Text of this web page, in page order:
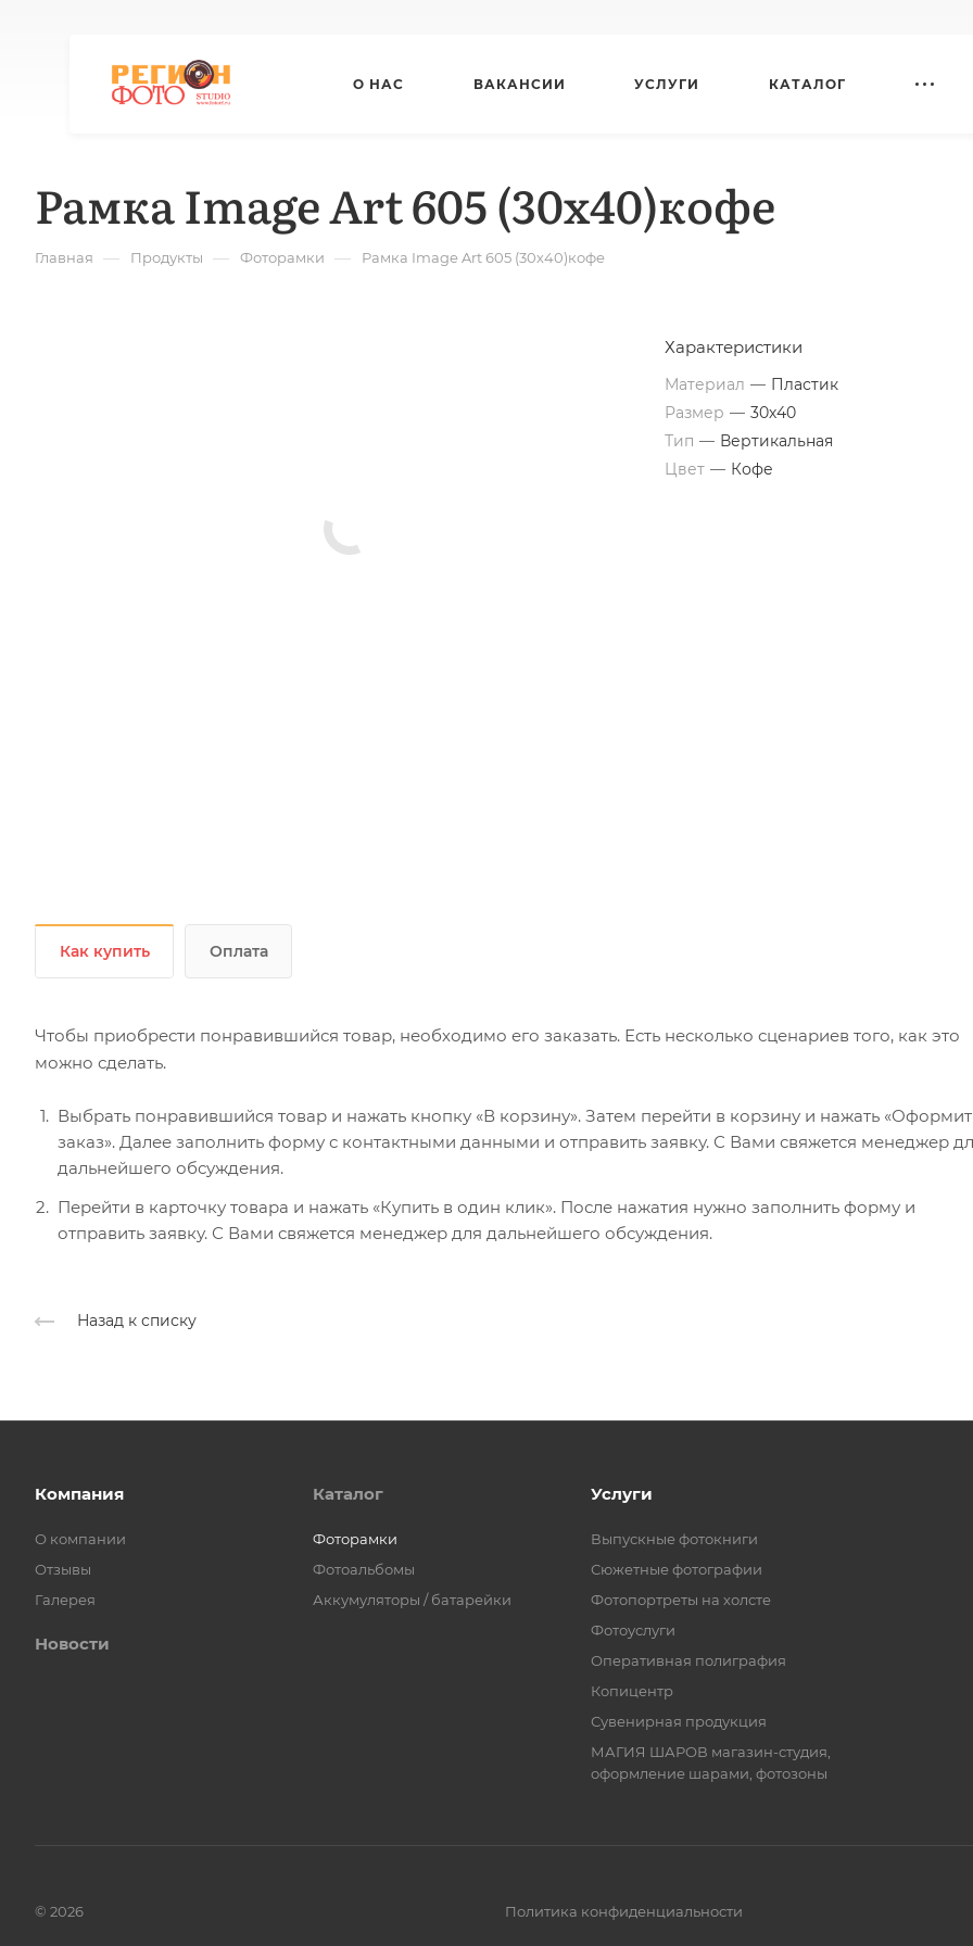
О НАС ВАКАНСИИ УСЛУГИ КАТАЛОГ
Рамка Image Art 605 (30х40)кофе
Главная — Продукты — Фоторамки — Рамка Image Art 605 (30х40)кофе
Характеристики
Материал — Пластик
Размер — 30х40
Тип — Вертикальная
Цвет — Кофе
Как купить Оплата
Чтобы приобрести понравившийся товар, необходимо его заказать. Есть несколько сценариев того, как это
можно сделать.
Выбрать понравившийся товар и нажать кнопку «В корзину». Затем перейти в корзину и нажать
заказ». Далее заполнить форму с контактными данными и отправить заявку. С Вами свяжется менеджер
дальнейшего обсуждения.
Перейти в карточку товара и нажать «Купить в один клик». После нажатия нужно заполнить форму и
отправить заявку. С Вами свяжется менеджер для дальнейшего обсуждения.
Назад к списку
Компания
О компании
Отзывы
Галерея
Новости
Каталог
Фоторамки
Фотоальбомы
Аккумуляторы / батарейки
Услуги
Выпускные фотокниги
Сюжетные фотографии
Фотопортреты на холсте
Фотоуслуги
Оперативная полиграфия
Копицентр
Сувенирная продукция
МАГИЯ ШАРОВ магазин-студия,
оформление шарами, фотозоны
© 2026 Политика конфиденциальности